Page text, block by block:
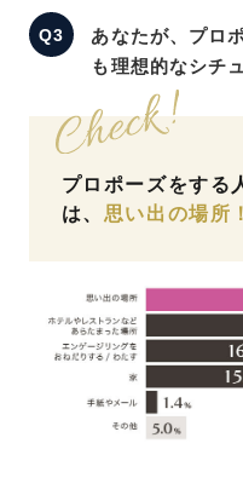
あなたが、プロ
も理想的なシチ
プロポーズをする
は、 思い出の場所！